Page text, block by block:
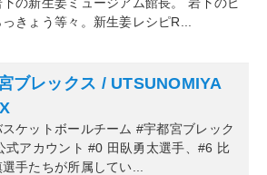
っきょう等々。新生姜レシピR...
ブレックス / UTSUNOMIYA
スケットボールチーム #宇都宮ブレック
式アカウント #0 田臥勇太選手、#6 比
手たちが所属してい...